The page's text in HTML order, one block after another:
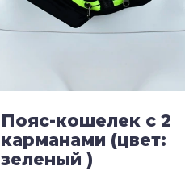
Пояс-кошелек с 2
карманами (цвет:
зеленый )